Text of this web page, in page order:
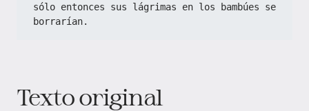
sólo entonces sus lágrimas en los bambúes se
borrarían.
Texto original